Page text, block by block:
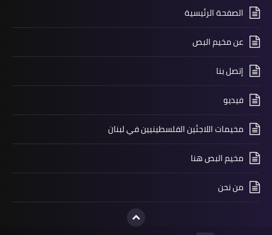
المبارة الأخيرة من الدور الثاني من بطولة
كأس فلسطين
الصفحة الرئيسية
عن مخيم البص
إتصل بنا
فيديو
مخيمات اللاجئين الفلسطينيين في لبنان
مخيم البص هنا
من نحن